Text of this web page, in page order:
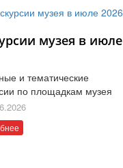
музея в июле
и тематические
по площадкам музея